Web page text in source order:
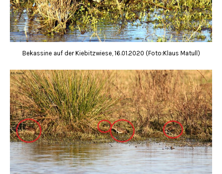
Bekassine auf der Kiebitzwiese, 16.01.2020 (Foto:Klaus Matull)